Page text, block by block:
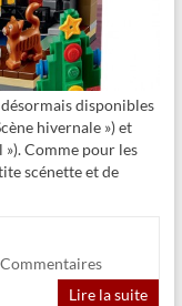
disponibles
hivernale ») et
»). Comme pour les
scénette et de
Lire la suite